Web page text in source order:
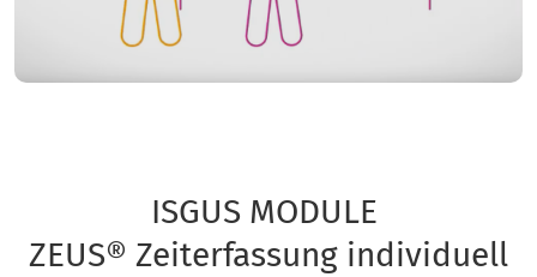
ISGUS MODULE
ZEUS® Zeiterfassung individuell